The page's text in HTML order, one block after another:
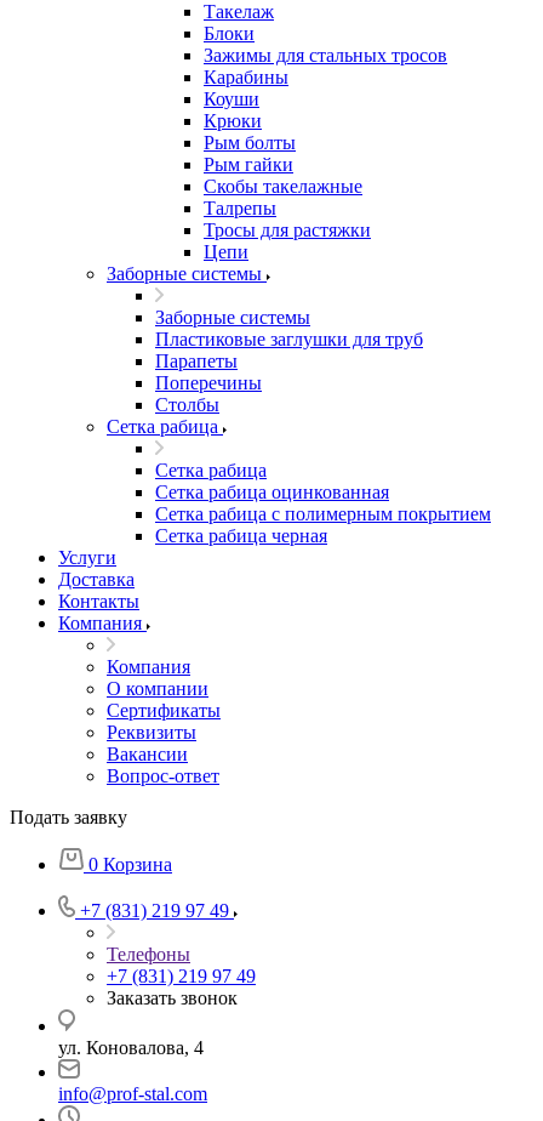
Такелаж
Блоки
Зажимы для стальных тросов
Карабины
Коуши
Крюки
Рым болты
Рым гайки
Скобы такелажные
Талрепы
Тросы для растяжки
Цепи
Заборные системы
Заборные системы
Пластиковые заглушки для труб
Парапеты
Поперечины
Столбы
Сетка рабица
Сетка рабица
Сетка рабица оцинкованная
Сетка рабица с полимерным покрытием
Сетка рабица черная
Услуги
Доставка
Контакты
Компания
Компания
О компании
Сертификаты
Реквизиты
Вакансии
Вопрос-ответ
Подать заявку
0 Корзина
+7 (831) 219 97 49
Телефоны
+7 (831) 219 97 49
Заказать звонок
ул. Коновалова, 4
info@prof-stal.com